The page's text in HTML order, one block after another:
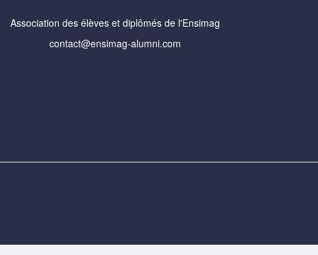
Association des élèves et diplômés de l'Ensimag
contact@ensimag-alumni.com